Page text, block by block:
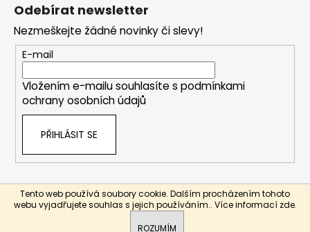
Tento web používá soubory cookie. Dalším procházením tohoto
webu vyjadřujete souhlas s jejich používáním.. Více informací zde.
ROZUMÍM
Odebírat newsletter
Nezmeškejte žádné novinky či slevy!
E-mail
Vložením e-mailu souhlasíte s podmínkami
ochrany osobních údajů
PŘIHLÁSIT SE
Vytvořil Shoptet